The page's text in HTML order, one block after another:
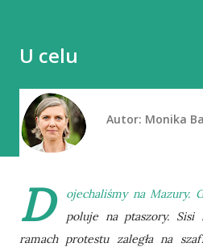
U celu
Autor: Monika
D
ojechaliśmy na Mazury.
poluje na ptaszory.
ramach protestu zaległa na